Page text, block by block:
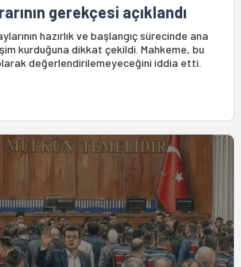
gerekçesi açıklandı
hazırlık ve başlangıç sürecinde ana
kurduğuna dikkat çekildi. Mahkeme, bu
değerlendirilemeyeceğini iddia etti.